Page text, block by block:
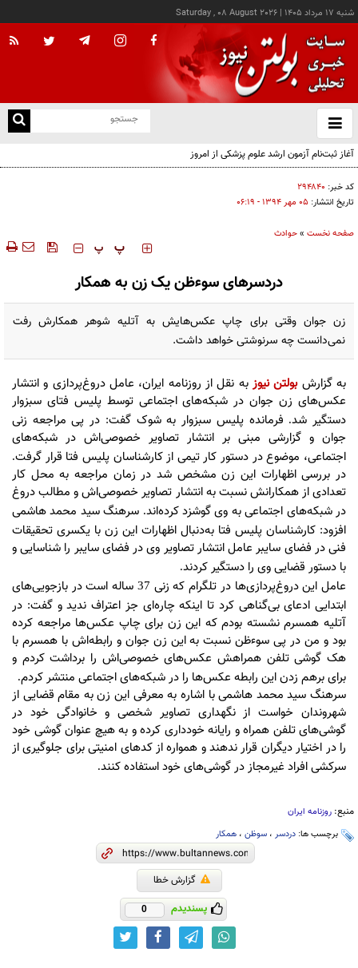
شنبه ۱۷ مرداد ۱۴۰۵ |
Saturday , 08 August 2026
باز
و
آغاز ثبت‌نام آزمون ارشد علوم پزشکی از امروز
کد خبر: ۲۹۴۸۴۰
تاریخ انتشار: ۰۵ مهر ۱۳۹۴ - ۰۶:۱۹
صفحه نخست »حوادث
‍‍‍ پ پ
دردسرهای سوءظن یک زن به همکار
زن جوان وقتی برای چاپ عکس‌هایش به آتلیه شوهر همکارش رفت
نمی‌دانست چه سرنوشتی خواهد داشت.
به گزارشبولتن نیوز به نقل از روزنامه ایران، عامل دروغ‌پردازی و انتشار
عکس‌های زن جوان در شبکه‌های اجتماعی توسط پلیس فتای سبزوار
دستگیر شد. فرمانده پلیس سبزوار به شوک گفت: در پی مراجعه زنی
جوان و گزارشی مبنی بر انتشار تصاویر خصوصی‌اش در شبکه‌های
اجتماعی، موضوع در دستور کار تیمی از کارشناسان پلیس فتا قرار گرفت.
در بررسی اظهارات این زن مشخص شد در زمان مراجعه به محل کار
تعدادی از همکارانش نسبت به انتشار تصاویر خصوصی‌اش و مطالب دروغ
در شبکه‌های اجتماعی به وی گوشزد کرده‌اند. سرهنگ سید محمد هاشمی
افزود: کارشناسان پلیس فتا به‌دنبال اظهارات این زن با یکسری تحقیقات
فنی در فضای سایبر عامل انتشار تصاویر وی در فضای سایبر را شناسایی و
با دستور قضایی وی را دستگیر کردند.
عامل این دروغ‌پردازی‌ها در تلگرام که زنی 37 ساله است در بازجویی‌های
ابتدایی ادعای بی‌گناهی کرد تا اینکه چاره‌ای جز اعتراف ندید و گفت: در
آتلیه همسرم نشسته بودم که این زن برای چاپ عکس‌ها مراجعه کرده
بود و من در پی سوءظن نسبت به این زن جوان و رابطه‌اش با همسرم با
هک گوشی تلفن همراهش عکس‌های خصوصی‌اش را برداشت کردم و
برای برهم زدن این رابطه عکس‌ها را در شبکه‌های اجتماعی منتشر کردم.
سرهنگ سید محمد هاشمی با اشاره به معرفی این زن به مقام قضایی از
شهروندان خواست از نگهداری تصاویر شخصی و خانوادگی خود در
گوشی‌های تلفن همراه و رایانه خودداری کرده و به هیچ عنوان گوشی خود
را در اختیار دیگران قرار ندهند و همواره از کدهای امنیتی برای جلوگیری از
سرکشی افراد غیرمجاز در گوشی‌های خود استفاده کنند.
منبع: روزنامه ایران
برچسب ها: دردسر ، سوظن ، همکار
گزارش خطا
پسندیدم 0